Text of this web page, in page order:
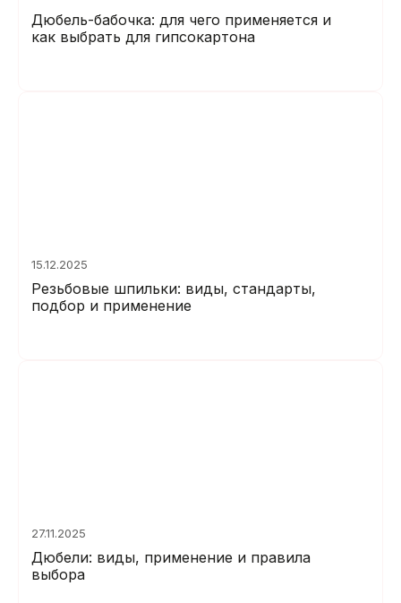
Дюбель-бабочка: для чего применяется и
как выбрать для гипсокартона
15.12.2025
Резьбовые шпильки: виды, стандарты,
подбор и применение
27.11.2025
Дюбели: виды, применение и правила
выбора